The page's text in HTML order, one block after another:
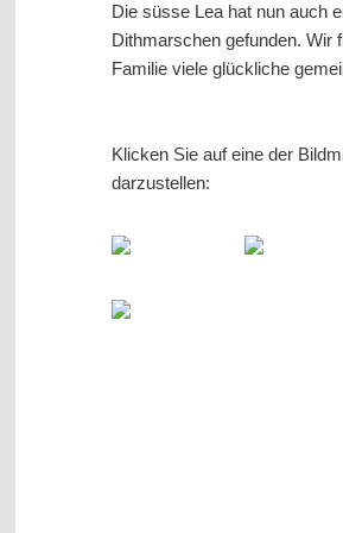
Die süsse Lea hat nun auch
Dithmarschen gefunden. Wir
Familie viele glückliche
Klicken Sie auf eine der
darzustellen: